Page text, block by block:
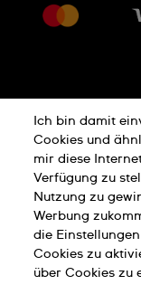
Rückgaberecht
Jobs
Ich bin damit
Cookies und
mir diese
Verfügung zu
Nutzung zu
Werbung
die
Cookies zu
über Cookies zu